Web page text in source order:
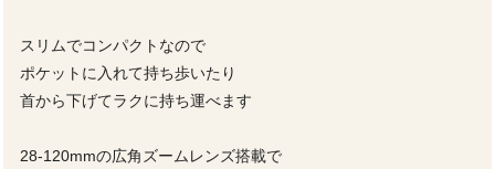
スリムでコンパクトなので
ポケットに入れて持ち歩いたり
首から下げてラクに持ち運べます
28-120mmの広角ズームレンズ搭載で